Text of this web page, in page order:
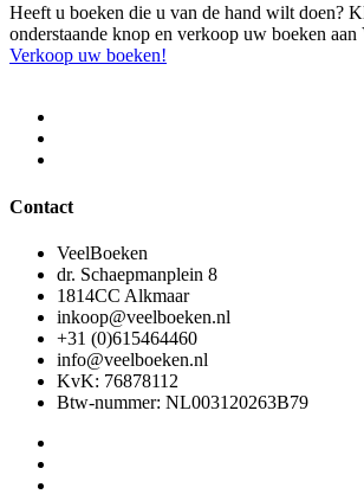
Heeft u boeken die u van de hand wilt doen?
onderstaande knop en verkoop uw boeken aan
Verkoop uw boeken!
Contact
VeelBoeken
dr. Schaepmanplein 8
1814CC Alkmaar
inkoop@veelboeken.nl
+31 (0)615464460
info@veelboeken.nl
KvK: 76878112
Btw-nummer: NL003120263B79